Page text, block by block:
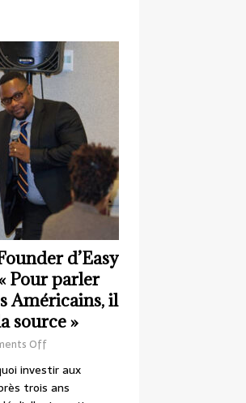
d’Easy
Pour parler
Américains, il
source »
Off
investir aux
trois ans